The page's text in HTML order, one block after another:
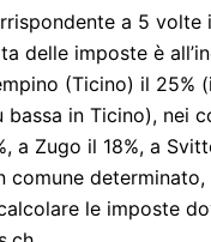
a 5 volte
delle imposte è
(Ticino) il 25%
bassa in Ticino), nei
a Zugo il 18%, a
comune determinato,
le imposte